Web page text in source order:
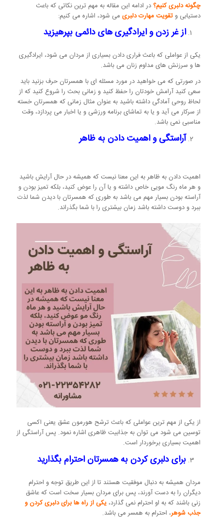
چگونه دلبری کنیم؟ در ادامه این مقاله به مهم ترین نکاتی که باعث
دستیابی وتقویت مهارت دلبریمی شود، اشاره می کنیم:
از غر زدن و ایرادگیری های دائمی بپرهیزید
یکی از عواملی که باعث فراری دادن بسیاری از مردان می شود، ایرادگیری
ها و سرزنش های مداوم زنان می باشد.
در صورتی که می خواهید در مورد مسئله ای با همسرتان حرف بزنید باید
سعی کنید آرامش خودتان را حفظ کنید و زمانی بحث را شروع کنید که از
لحاظ روحی آمادگی داشته باشید به عنوان مثال زمانی که همسرتان خسته
از سرکار می آید و یا به تماشای برنامه ورزشی و یا اخبار می پردازد، وقت
مناسبی نمی باشد.
آراستگی و اهمیت دادن به ظاهر
اهمیت دادن به ظاهر به این معنا نیست که همیشه در حال آرایش باشید
و هر ماه رنگ مویی خاص داشته و یا آن را عوض کنید، بلکه تمیز بودن و
آراسته بودن بسیار مهم می باشد به طوری که همسرتان با دیدن شما لذت
ببرد و دوست داشته باشد زمان بیشتری را با شما بگذراند.
از یکی از مهم ترین عواملی که باعث ترشح هورمون عشق یعنی اکسی
توسین می شود می توان به جذابیت ظاهری اشاره نمود. پس آراستگی از
اهمیت بسیاری برخوردار است.
برای دلبری کردن به همسرتان احترام بگذارید
مردان همیشه به دنبال موفقیت هستند تا از این طریق توجه و احترام
دیگران را به دست آورند، پس برای مردان بسیار سخت است که عاشق
زنی باشند که به او احترام نمی گذارد، یکی از راه ها برای دلبری کردن و
جذب شوهر، احترام به همسر می باشد.